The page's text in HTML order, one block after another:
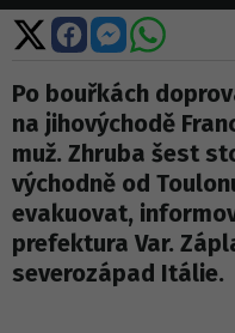
Sdílet
na
X
Sdílet
na
Facebooku
Sdílet
na
Sdílet
Po bouřkách
na jihovýchodě
muž. Zhruba šest
východně od
evakuovat,
prefektura Var.
severozápad Itálie.